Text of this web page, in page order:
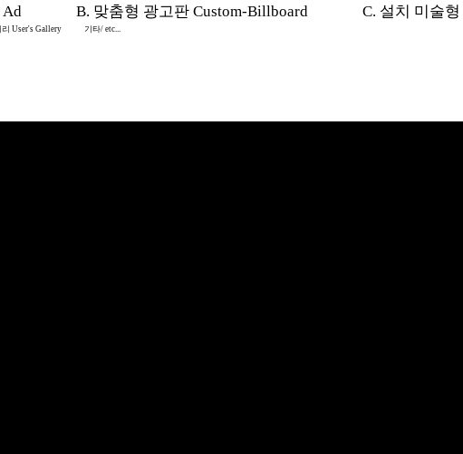
Ad B. 맞춤형 광고판 Custom-Billboard C. 설치 미술
User's Gallery 기타/ etc...